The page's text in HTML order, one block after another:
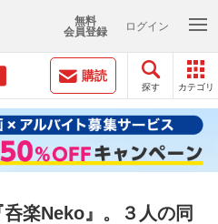
無料
会員登録
ログイン
購読
探す カテゴリ
楽Neko』。３人の同